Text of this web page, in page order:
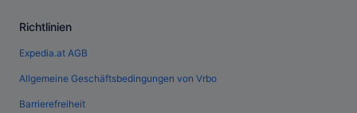
Richtlinien
Expedia.at AGB
Allgemeine Geschäftsbedingungen von Vrbo
Barrierefreiheit